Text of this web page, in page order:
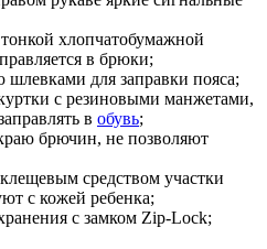
хлопчатобумажной
в брюки;
для заправки пояса;
с резиновыми манжетами,
в обувь;
брючин, не позволяют
средством участки
с кожей ребенка;
с замком Zip-Lock;